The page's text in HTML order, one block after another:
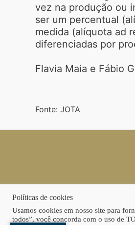
vez na produção ou
ser um percentual
medida (alíquota ad
diferenciadas por
Flavia Maia e Fábio
Fonte: JOTA
Políticas de cookies
Usamos cookies em nosso site para
todos”, você concorda com o uso de